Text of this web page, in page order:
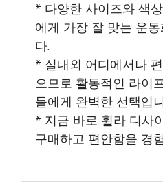
* 다양한 사이즈와 색
에게 가장 잘 맞는 운
다.
* 실내외 어디에서나
으므로 활동적인 라이
들에게 완벽한 선택입
* 지금 바로 휠라 디사
구매하고 편안함을 경